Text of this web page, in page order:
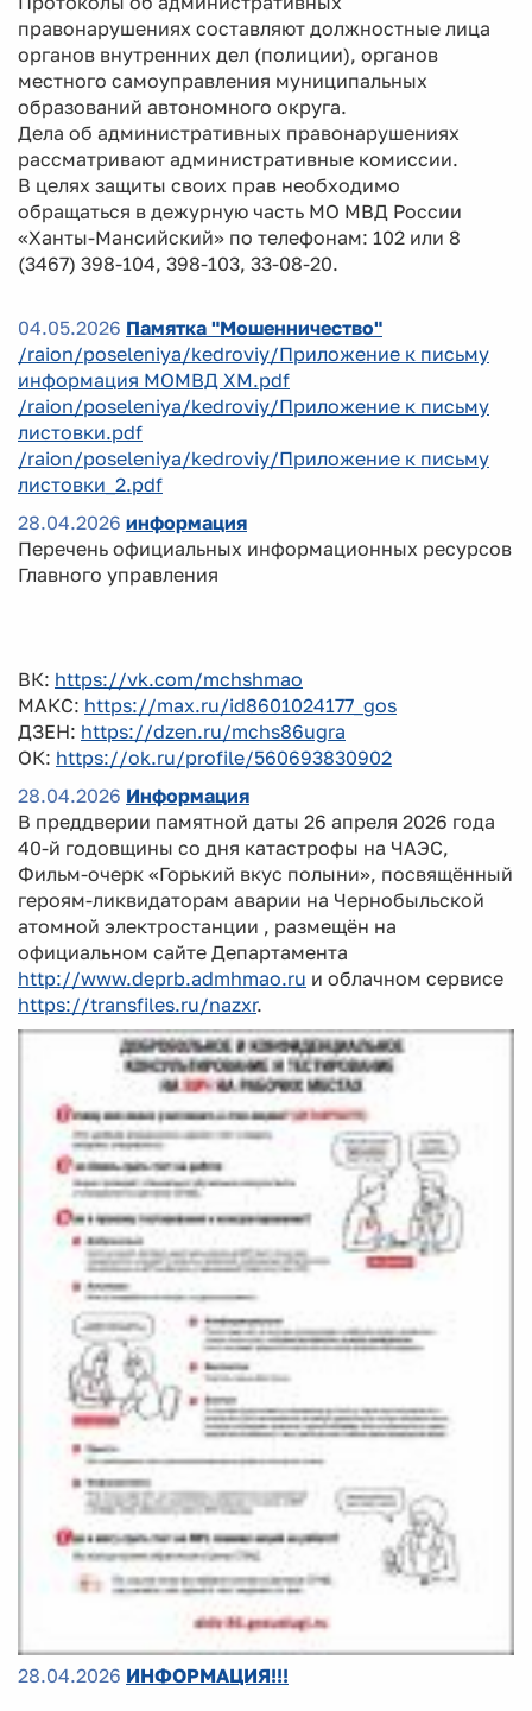
правонарушениях составляют должностные лица
органов внутренних дел (полиции), органов
местного самоуправления муниципальных
образований автономного округа.
Дела об административных правонарушениях
рассматривают административные комиссии.
В целях защиты своих прав необходимо
обращаться в дежурную часть МО МВД России
«Ханты-Мансийский» по телефонам: 102 или 8
(3467) 398-104, 398-103, 33-08-20.
04.05.2026 Памятка "Мошенничество"
/raion/poseleniya/kedroviy/Приложение к письму
информация МОМВД ХМ.pdf
/raion/poseleniya/kedroviy/Приложение к письму
листовки.pdf
/raion/poseleniya/kedroviy/Приложение к письму
листовки_2.pdf
28.04.2026 информация
Перечень официальных информационных ресурсов
Главного управления
ВК: https://vk.com/mchshmao
МАКС: https://max.ru/id8601024177_gos
ДЗЕН: https://dzen.ru/mchs86ugra
ОК: https://ok.ru/profile/560693830902
28.04.2026 Информация
В преддверии памятной даты 26 апреля 2026 года
40-й годовщины со дня катастрофы на ЧАЭС,
Фильм-очерк «Горький вкус полыни», посвящённый
героям-ликвидаторам аварии на Чернобыльской
атомной электростанции , размещён на
официальном сайте Департамента
http://www.deprb.admhmao.ru и облачном сервисе
https://transfiles.ru/nazxr.
28.04.2026 ИНФОРМАЦИЯ!!!